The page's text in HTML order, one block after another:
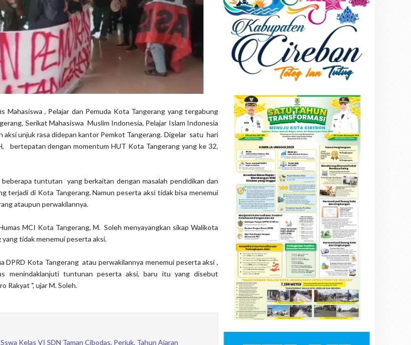
Mahasiswa , Pelajar dan Pemuda Kota Tangerang yang tergabung
Serikat Mahasiswa Muslim Indonesia, Pelajar Islam Indonesia
aksi unjuk rasa didepan kantor Pemkot Tangerang. Digelar satu hari
bertepatan dengan momentum HUT Kota Tangerang yang ke 32,
tuntutan yang berkaitan dengan masalah pendidikan dan
terjadi di Kota Tangerang. Namun peserta aksi tidak bisa menemui
ataupun perwakilannya.
MCI Kota Tangerang, M. Soleh menyayangkan sikap Walikota
tidak menemui peserta aksi.
DPRD Kota Tangerang atau perwakilannya menemui peserta aksi ,
menindaklanjuti tuntunan peserta aksi, baru itu yang disebut
Rakyat ", ujar M. Soleh.
Kelas VI SDN Taman Cibodas, Periuk, Tahun Ajaran